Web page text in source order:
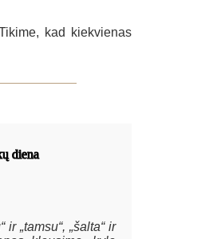
kad kiekvienas
diena
„tamsu“, „šalta“ ir